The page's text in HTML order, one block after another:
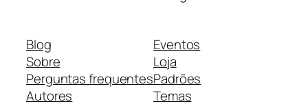
Blog
Sobre
Perguntas frequentes
Autores
Eventos
Loja
Padrões
Temas